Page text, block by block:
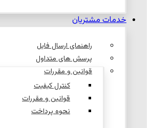
خدمات مشتریان
راهنمای ارسال فایل
پرسش های متداول
قوانین و مقررات
کنترل کیفیت
قوانین و مقررات
نحوه پرداخت